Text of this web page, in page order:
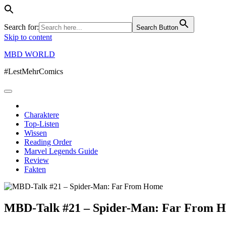
Search for: Search Button
Skip to content
MBD WORLD
#LestMehrComics
Charaktere
Top-Listen
Wissen
Reading Order
Marvel Legends Guide
Review
Fakten
MBD-Talk #21 – Spider-Man: Far From